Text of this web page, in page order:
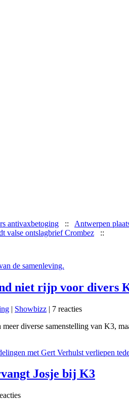
antivaxbetoging :: Antwerpen
valse ontslagbrief Crombez ::
de samenleving.
niet rijp voor divers
| Showbizz | 7 reacties
diverse samenstelling van K3,
met Gert Verhulst verliepen
Josje bij K3